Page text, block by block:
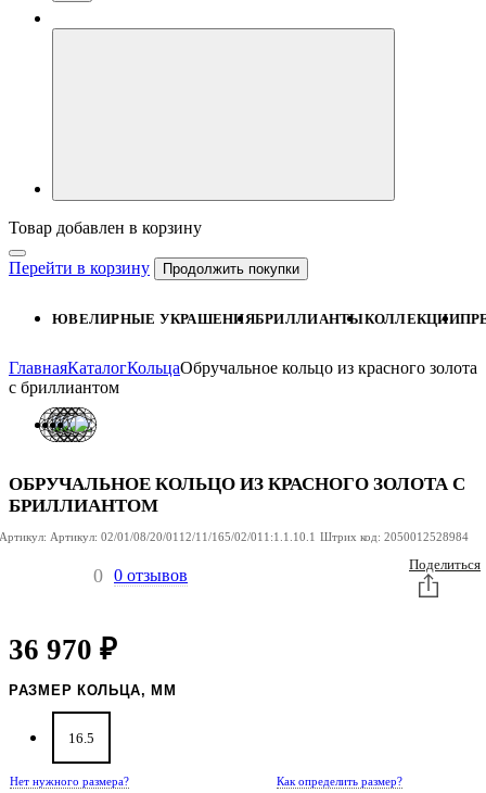
Товар добавлен в корзину
Перейти в корзину Продолжить покупки
ЮВЕЛИРНЫЕ УКРАШЕНИЯБРИЛЛИАНТЫКОЛЛЕКЦИИ
ГлавнаяКаталогКольцаОбручальное кольцо из красного золота
с бриллиантом
ОБРУЧАЛЬНОЕ КОЛЬЦО ИЗ КРАСНОГО ЗОЛОТА С
БРИЛЛИАНТОМ
Артикул: Артикул: 02/01/08/20/0112/11/165/02/011:1.1.10.1 Штрих код: 2050012528984
0 0 отзывов
Поделиться
36 970 ₽
РАЗМЕР КОЛЬЦА, ММ
16.5
Нет нужного размера? Как определить размер?